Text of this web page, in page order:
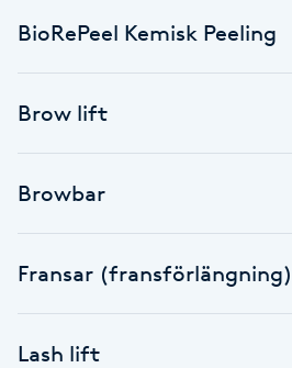
Barber
Barnklippning
Bottenfärg
Brynformning
BioRePeel Kemisk Peeling
Brow lift
Browbar
Fransar (fransförlängning)
Lash lift